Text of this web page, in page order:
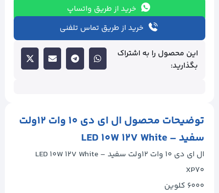
توضیحات محصول ال ای دی ۱۰ وات ۱۲ولت
سفید – LED 10W 12V White
ال ای دی ۱۰ وات ۱۲ولت سفید – LED 10W 12V White
XP70
۶۰۰۰ کلوین
خرید از طریق واتساپ
خرید از طریق تماس تلفنی
این محصول را به اشتراک
بگذارید: